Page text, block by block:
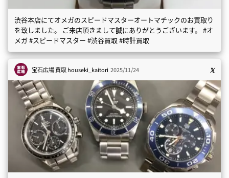
渋谷本店にてオメガのスピードマスターオートマチックのお買取り
を致しました。 ご来店頂きまして誠にありがとうございます。 #オ
メガ #スピードマスター #渋谷買取 #時計買取
宝石広場 買取houseki_kaitori 2025/11/24